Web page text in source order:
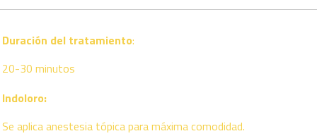
Duración del tratamiento:
20-30 minutos
Indoloro:
Se aplica anestesia tópica para máxima comodidad.